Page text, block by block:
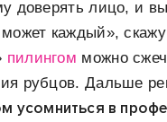
доверять лицо, и
может каждый»,
пилингом можно
рубцов. Дальше
усомниться в